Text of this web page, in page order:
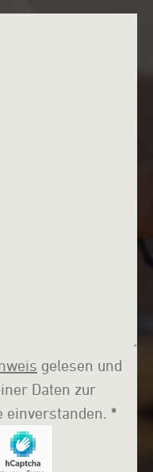
gelesen und
Daten zur
einverstanden. *